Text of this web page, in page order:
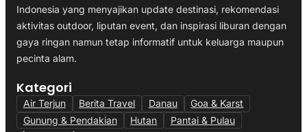
Indonesia yang menyajikan update destinasi, rekomendasi
aktivitas outdoor, liputan event, dan inspirasi liburan dengan
gaya ringan namun tetap informatif untuk keluarga maupun
pecinta alam.
Kategori
Air Terjun Berita Travel Danau
Goa & Karst
Gunung & Pendakian
Hutan Pantai & Pulau